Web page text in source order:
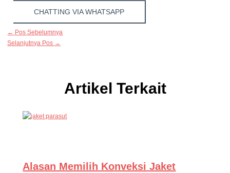
CHATTING VIA WHATSAPP
← Pos Sebelumnya
Selanjutnya Pos →
Artikel Terkait
Alasan Memilih Konveksi Jaket